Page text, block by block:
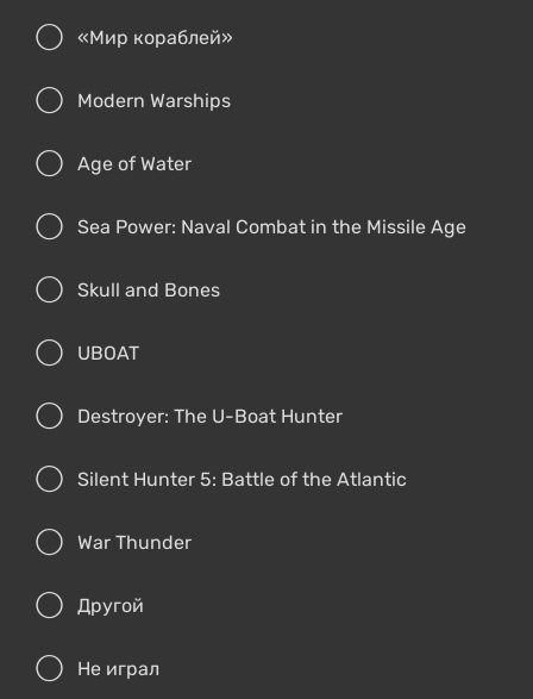
«Мир кораблей»
Modern Warships
Age of Water
Sea Power: Naval Combat in the Missile Age
Skull and Bones
UBOAT
Destroyer: The U-Boat Hunter
Silent Hunter 5: Battle of the Atlantic
War Thunder
Другой
Не играл